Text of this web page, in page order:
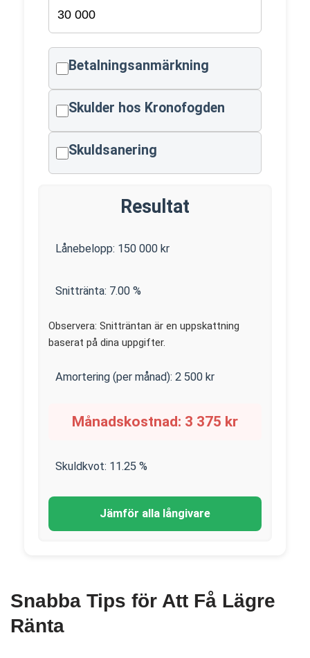
Betalningsanmärkning
Skulder hos Kronofogden
Skuldsanering
Resultat
Lånebelopp: 150 000 kr
Snittränta: 7.00 %
Observera: Snitträntan är en uppskattning
baserat på dina uppgifter.
Amortering (per månad): 2 500 kr
Månadskostnad: 3 375 kr
Skuldkvot: 11.25 %
Jämför alla långivare
Snabba Tips för Att Få Lägre
Ränta